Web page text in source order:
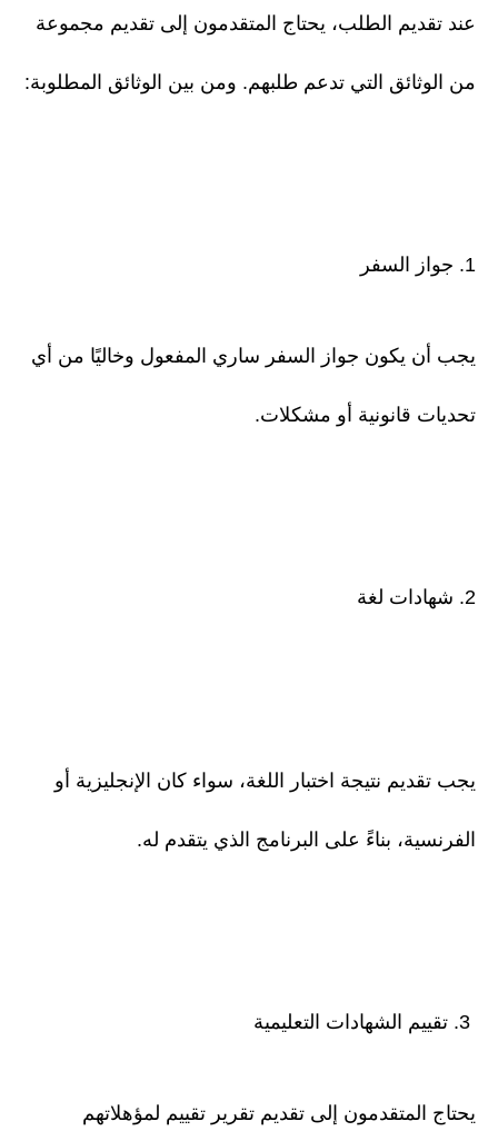
عند تقديم الطلب، يحتاج المتقدمون إلى تقديم مجموعة
من الوثائق التي تدعم طلبهم. ومن بين الوثائق المطلوبة:
1. جواز السفر
يجب أن يكون جواز السفر ساري المفعول وخاليًا من أي
تحديات قانونية أو مشكلات.
2. شهادات لغة
يجب تقديم نتيجة اختبار اللغة، سواء كان الإنجليزية أو
الفرنسية، بناءً على البرنامج الذي يتقدم له.
يحتاج المتقدمون إلى تقديم تقرير تقييم لمؤهلاتهم